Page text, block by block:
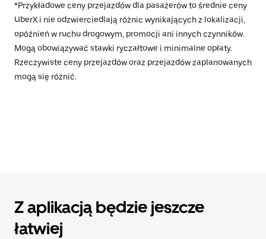
*Przykładowe ceny przejazdów dla pasażerów to średnie ceny
UberX i nie odzwierciedlają różnic wynikających z lokalizacji,
opóźnień w ruchu drogowym, promocji ani innych czynników.
Mogą obowiązywać stawki ryczałtowe i minimalne opłaty.
Rzeczywiste ceny przejazdów oraz przejazdów zaplanowanych
mogą się różnić.
Z aplikacją będzie jeszcze
łatwiej